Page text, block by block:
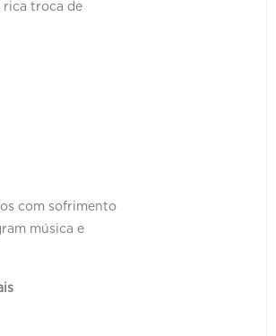
rica troca de
com sofrimento
música e